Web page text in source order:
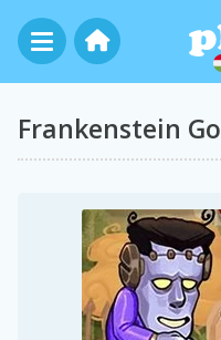
Frankenstein Go